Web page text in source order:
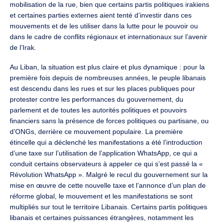
mobilisation de la rue, bien que certains partis politiques irakiens
et certaines parties externes aient tenté d’investir dans ces
mouvements et de les utiliser dans la lutte pour le pouvoir ou
dans le cadre de conflits régionaux et internationaux sur l’avenir
de l’Irak.
Au Liban, la situation est plus claire et plus dynamique : pour la
première fois depuis de nombreuses années, le peuple libanais
est descendu dans les rues et sur les places publiques pour
protester contre les performances du gouvernement, du
parlement et de toutes les autorités politiques et pouvoirs
financiers sans la présence de forces politiques ou partisane, ou
d’ONGs, derrière ce mouvement populaire. La première
étincelle qui a déclenché les manifestations a été l’introduction
d’une taxe sur l’utilisation de l’application WhatsApp, ce qui a
conduit certains observateurs à appeler ce qui s’est passé la «
Révolution WhatsApp ». Malgré le recul du gouvernement sur la
mise en œuvre de cette nouvelle taxe et l’annonce d’un plan de
réforme global, le mouvement et les manifestations se sont
multipliés sur tout le territoire Libanais. Certains partis politiques
libanais et certaines puissances étrangères, notamment les